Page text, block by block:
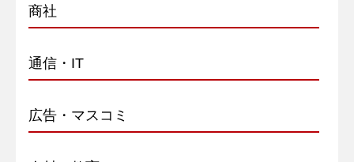
商社
通信・IT
広告・マスコミ